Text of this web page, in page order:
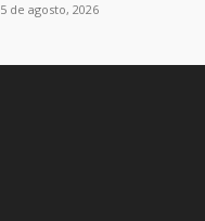
5 de agosto, 2026